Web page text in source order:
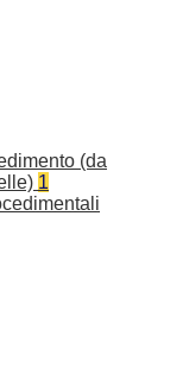
(da
1